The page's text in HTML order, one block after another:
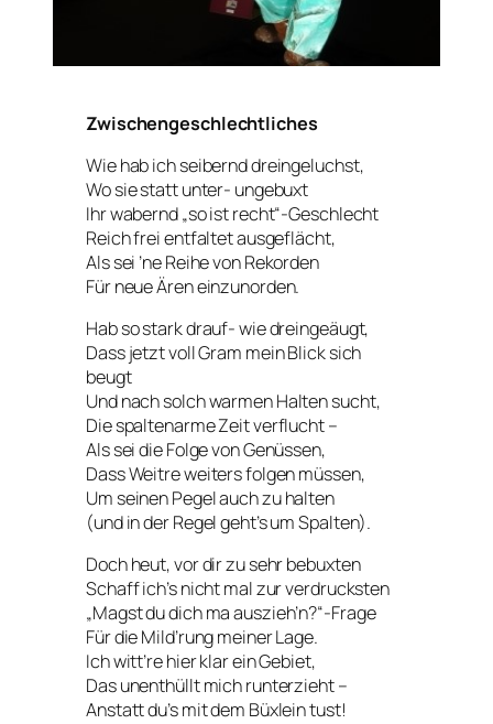
Zwischengeschlechtliches
Wie hab ich seibernd dreingeluchst,
Wo sie statt unter- ungebuxt
Ihr wabernd „so ist recht“-Geschlecht
Reich frei entfaltet ausgeflächt,
Als sei ’ne Reihe von Rekorden
Für neue Ären einzunorden.
Hab so stark drauf- wie dreingeäugt,
Dass jetzt voll Gram mein Blick sich
beugt
Und nach solch warmen Halten sucht,
Die spaltenarme Zeit verflucht –
Als sei die Folge von Genüssen,
Dass Weitre weiters folgen müssen,
Um seinen Pegel auch zu halten
(und in der Regel geht’s um Spalten).
Doch heut, vor dir zu sehr bebuxten
Schaff ich’s nicht mal zur verdrucksten
„Magst du dich ma auszieh’n?“-Frage
Für die Mild’rung meiner Lage.
Ich witt’re hier klar ein Gebiet,
Das unenthüllt mich runterzieht –
Anstatt du’s mit dem Büxlein tust!